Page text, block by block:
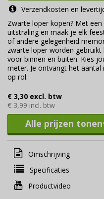
Verzendkosten en
Zwarte loper kopen? Met
uitstraling en maak je elk
of andere gelegenheid
zwarte loper worden
voor binnen en buiten. Kies
meter. Je ontvangt het
op rol.
€ 3,30 excl. btw
€ 3,99 incl. btw
Alle prijzen tonen
Omschrijving
Specificaties
Productvideo